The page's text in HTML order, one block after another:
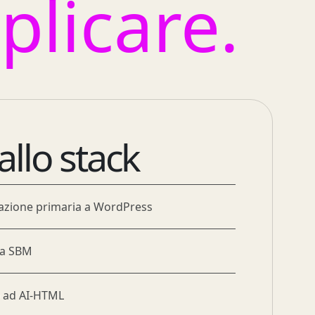
stack
primaria a WordPress
SBM
AI-HTML